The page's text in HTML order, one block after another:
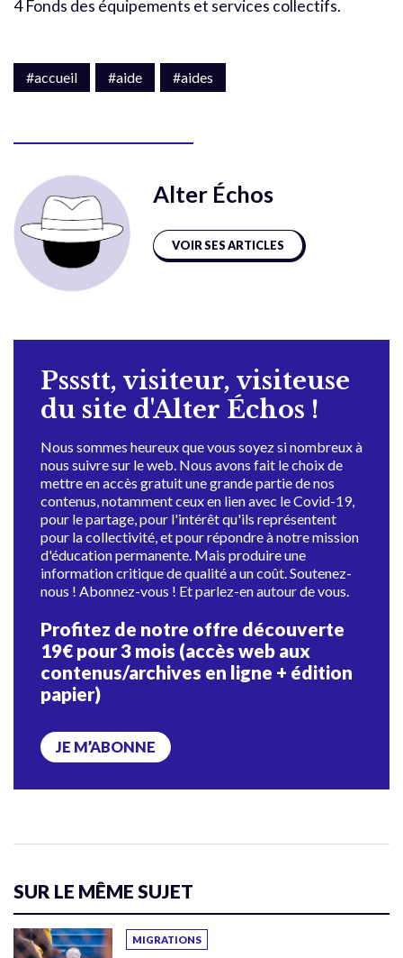
4 Fonds des équipements et services collectifs.
#accueil #aide #aides
Alter Échos
VOIR SES ARTICLES
Pssstt, visiteur, visiteuse
du site d'Alter Échos !
Nous sommes heureux que vous soyez si nombreux à
nous suivre sur le web. Nous avons fait le choix de
mettre en accès gratuit une grande partie de nos
contenus, notamment ceux en lien avec le Covid-19,
pour le partage, pour l'intérêt qu'ils représentent
pour la collectivité, et pour répondre à notre mission
d'éducation permanente. Mais produire une
information critique de qualité a un coût. Soutenez-
nous ! Abonnez-vous ! Et parlez-en autour de vous.
Profitez de notre offre découverte
19€ pour 3 mois (accès web aux
contenus/archives en ligne + édition
papier)
JE M’ABONNE
SUR LE MÊME SUJET
MIGRATIONS